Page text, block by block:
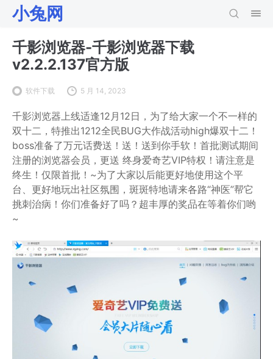
小兔网
千影浏览器-千影浏览器下载
v2.2.2.137官方版
软件下载 5 月 14, 2023
千影浏览器上线适逢12月12日，为了给大家一个不一样的
双十二，特推出1212全民BUG大作战活动high爆双十二！
boss准备了万元话费送！送！送到你手软！首批测试期间
注册的浏览器会员，更送 终身爱奇艺VIP特权！请注意是
终生！仅限首批！~为了大家以后能更好地使用这个平
台、更好地玩出社区氛围，斑斑特地请来各路“神医”帮它
挑刺治病！你们准备好了吗？超丰厚的奖品在等着你们哟
~